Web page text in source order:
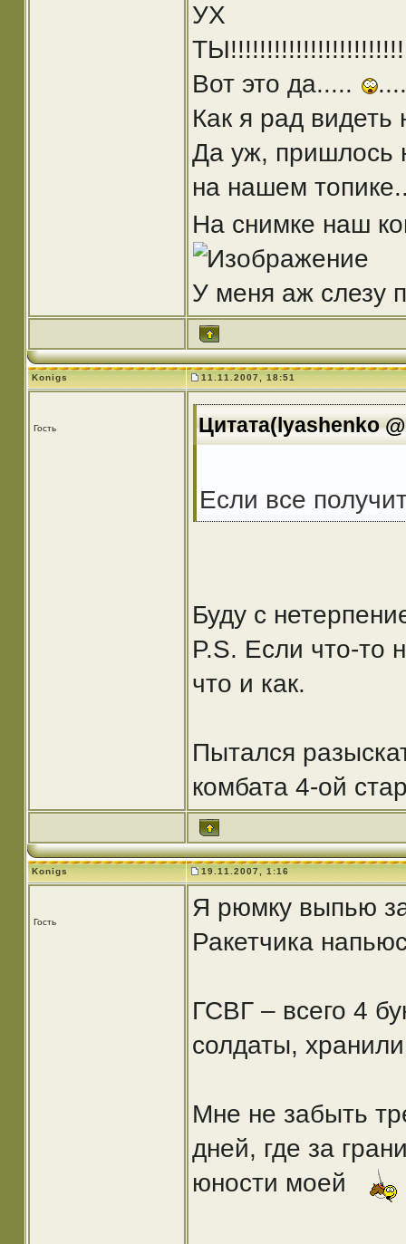
УХ
Вот это да.....
Как я рад
Да уж, пришлось
на нашем
На снимке наш
У меня аж слезу
Konigs 11.11.2007, 18:51
Гость Цитата(lyashenko
Если все
Буду с
P.S. Если что-то
что и как.
Пытался
комбата 4-ой
Konigs 19.11.2007, 1:16
Гость
Я рюмку выпью
Ракетчика
ГСВГ – всего 4
солдаты,
Мне не забыть
дней, где за
юности моей